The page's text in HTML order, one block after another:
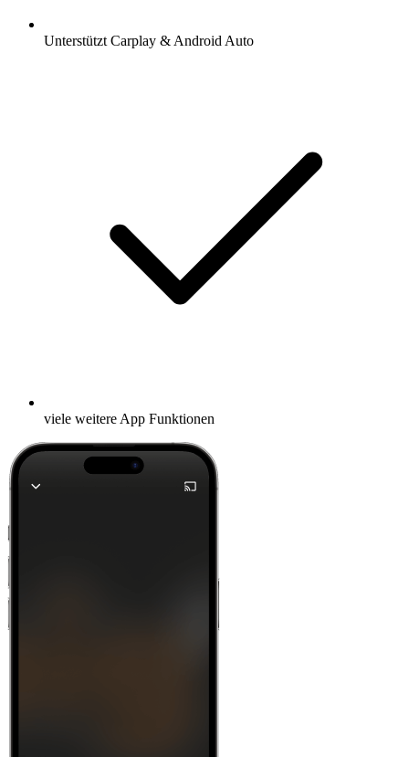
Unterstützt Carplay & Android Auto
viele weitere App Funktionen